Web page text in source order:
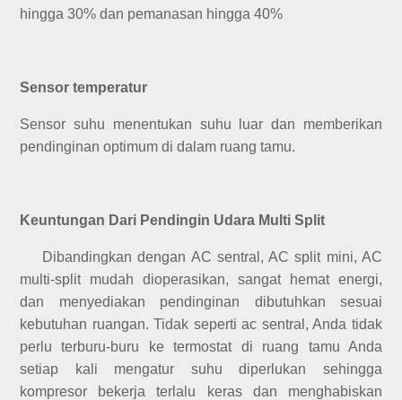
hingga 30% dan pemanasan hingga 40%
Sensor temperatur
Sensor suhu menentukan suhu luar dan memberikan
pendinginan optimum di dalam ruang tamu.
Keuntungan Dari Pendingin Udara Multi Split
Dibandingkan dengan AC sentral, AC split mini, AC
multi-split mudah dioperasikan, sangat hemat energi,
dan menyediakan pendinginan dibutuhkan sesuai
kebutuhan ruangan. Tidak seperti ac sentral, Anda tidak
perlu terburu-buru ke termostat di ruang tamu Anda
setiap kali mengatur suhu diperlukan sehingga
kompresor bekerja terlalu keras dan menghabiskan